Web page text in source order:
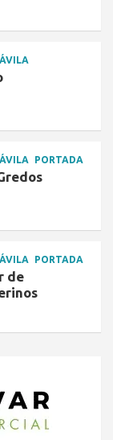
PORTADA
PORTADA
de